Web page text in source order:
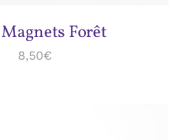
Forêt
8,50€